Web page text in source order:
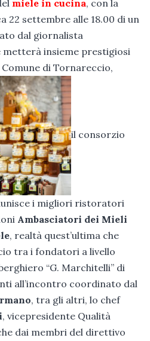
miele in cucina, con la
22 settembre alle 18.00 di un
dal giornalista
metterà insieme prestigiosi
di Tornareccio,
il consorzio
i migliori ristoratori
Ambasciatori dei Mieli
, realtà quest’ultima che
tra i fondatori a livello
“G. Marchitelli” di
all’incontro coordinato dal
, tra gli altri, lo chef
, vicepresidente Qualità
dai membri del direttivo